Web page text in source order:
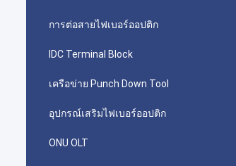
การต่อสายไฟเบอร์ออปติก
IDC Terminal Block
เครือข่าย Punch Down Tool
อุปกรณ์เสริมไฟเบอร์ออปติก
ONU OLT